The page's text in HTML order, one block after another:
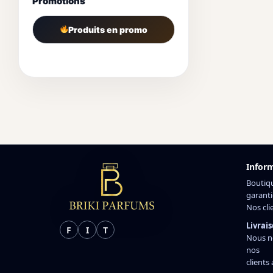
Produits en promo
F I T
Nos
Nous
nos
clients